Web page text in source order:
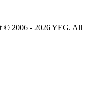
© 2006 - 2026 YEG. All